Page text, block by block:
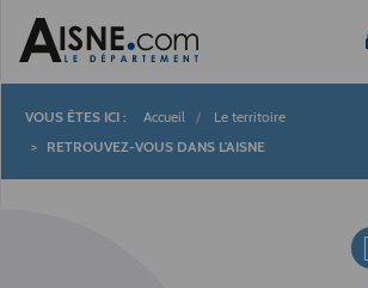
Fil
Accueil
Le territoire
RETROUVEZ-VOUS DANS L'AISNE